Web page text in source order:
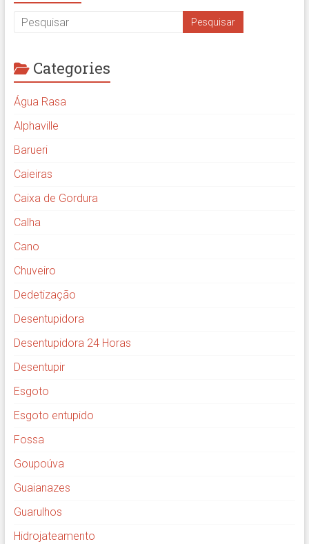
Categories
Água Rasa
Alphaville
Barueri
Caieiras
Caixa de Gordura
Calha
Cano
Chuveiro
Dedetização
Desentupidora
Desentupidora 24 Horas
Desentupir
Esgoto
Esgoto entupido
Fossa
Goupoúva
Guaianazes
Guarulhos
Hidrojateamento